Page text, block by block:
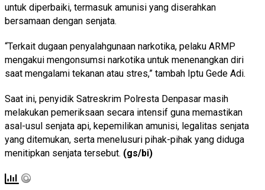
untuk diperbaiki, termasuk amunisi yang diserahkan
bersamaan dengan senjata.
“Terkait dugaan penyalahgunaan narkotika, pelaku ARMP
mengakui mengonsumsi narkotika untuk menenangkan diri
saat mengalami tekanan atau stres,” tambah Iptu Gede Adi.
Saat ini, penyidik Satreskrim Polresta Denpasar masih
melakukan pemeriksaan secara intensif guna memastikan
asal-usul senjata api, kepemilikan amunisi, legalitas senjata
yang ditemukan, serta menelusuri pihak-pihak yang diduga
menitipkan senjata tersebut. (gs/bi)